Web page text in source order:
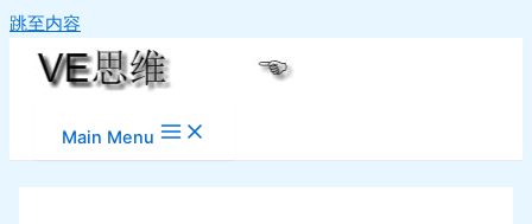
跳至内容
Main Menu